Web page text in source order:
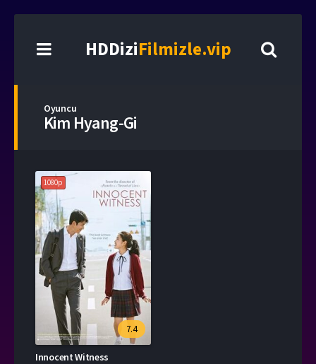
HDDiziFilmizle.vip
Oyuncu
Kim Hyang-Gi
1080p
7.4
Innocent Witness